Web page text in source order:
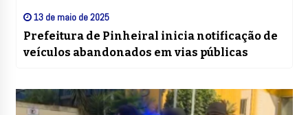
13 de maio de 2025
Prefeitura de Pinheiral inicia notificação de
veículos abandonados em vias públicas